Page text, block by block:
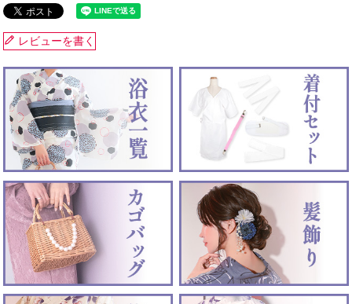
レビューを書く